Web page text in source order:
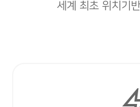
세계 최초 위치기